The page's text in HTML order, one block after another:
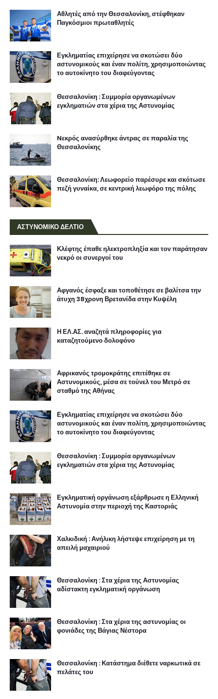
Αθλητές από την Θεσσαλονίκη, στέφθηκαν
Παγκόσμιοι πρωταθλητές
Εγκληματίας επιχείρησε να σκοτώσει δύο
αστυνομικούς και έναν πολίτη, χρησιμοποιώντας
το αυτοκίνητο του διαφεύγοντας
Θεσσαλονίκη : Συμμορία οργανωμένων
εγκληματιών στα χέρια της Αστυνομίας
Nεκρός ανασύρθηκε άντρας σε παραλία της
Θεσσαλονίκης
Θεσσαλονίκη: Λεωφορείο παρέσυρε και σκότωσε
πεζή γυναίκα, σε κεντρική λεωφόρο της πόλης
ΑΣΤΥΝΟΜΙΚΟ ΔΕΛΤΙΟ
Κλέφτης έπαθε ηλεκτροπληξία και τον παράτησαν
νεκρό οι συνεργοί του
Αφγανός έσφαξε και τοποθέτησε σε βαλίτσα την
άτυχη 38χρονη Βρετανίδα στην Κυψέλη
Η ΕΛ.ΑΣ. αναζητά πληροφορίες για
καταζητούμενο δολοφόνο
Αφρικανός τρομοκράτης επιτέθηκε σε
Αστυνομικούς, μέσα σε τούνελ του Μετρό σε
σταθμό της Αθήνας
Εγκληματίας επιχείρησε να σκοτώσει δύο
αστυνομικούς και έναν πολίτη, χρησιμοποιώντας
το αυτοκίνητο του διαφεύγοντας
Θεσσαλονίκη : Συμμορία οργανωμένων
εγκληματιών στα χέρια της Αστυνομίας
Εγκληματική οργάνωση εξάρθρωσε η Ελληνική
Αστυνομία στην περιοχή της Καστοριάς
Χαλκιδική : Ανήλικη λήστεψε επιχείρηση με τη
απειλή μαχαιριού
Θεσσαλονίκη : Στα χέρια της Αστυνομίας
αδίστακτη εγκληματική οργάνωση
Θεσσαλονίκη : Στα χέρια της αστυνομίας οι
φονιάδες της Βάγιας Νέστορα
Θεσσαλονίκη : Κατάστημα διέθετε ναρκωτικά σε
πελάτες του